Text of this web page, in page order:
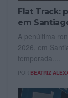
Flat Track:
em
A penúltima
2026, em
temporada....
POR BEATRIZ